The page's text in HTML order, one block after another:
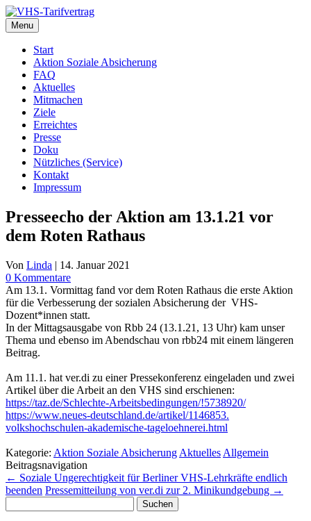
Zum
Inhalt
springen
Menu
Start
Aktion Soziale Absicherung
FAQ
Aktuelles
Mitmachen
Ziele
Erreichtes
Presse
Doku
Nützliches (Service)
Kontakt
Impressum
Presseecho der Aktion am 13.1.21 vor
dem Roten Rathaus
Von Linda | 14. Januar 2021
0 Kommentare
Am 13.1. Vormittag fand vor dem Roten Rathaus die erste Aktion
für die Verbesserung der sozialen Absicherung der VHS-
Dozent*innen statt.
In der Mittagsausgabe von Rbb 24 (13.1.21, 13 Uhr) kam unser
Thema und ebenso im Abendschau von rbb24 mit einem längeren
Beitrag.
Am 11.1. hat ver.di zu einer Pressekonferenz eingeladen und zwei
Artikel über die Arbeit an den VHS sind erschienen:
https://taz.de/Schlechte-Arbeitsbedingungen/!5738920/
https://www.neues-deutschland.de/artikel/1146853.
volkshochschulen-akademische-tageloehnerei.html
Kategorie: Aktion Soziale Absicherung Aktuelles Allgemein
Beitragsnavigation
← Soziale Ungerechtigkeit für Berliner VHS-Lehrkräfte endlich
beenden Pressemitteilung von ver.di zur 2. Minikundgebung →
nach: